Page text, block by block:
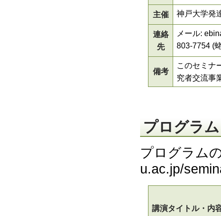
主催 神戸大学発
連絡
先
メール:
803-7754 (
備考
このセミナ
究者交流事
プログラ
プログラム
u.ac.jp/
講演タイトル・内